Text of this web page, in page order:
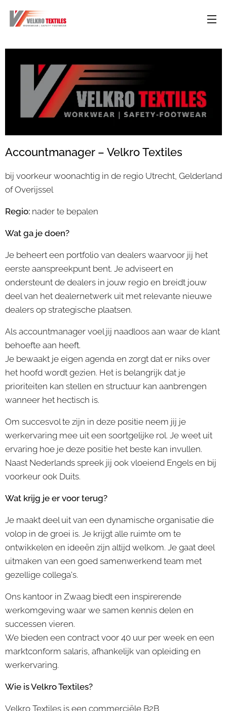
Accountmanager – Velkro Textiles
bij voorkeur woonachtig in de regio Utrecht, Gelderland
of Overijssel
Regio: nader te bepalen
Wat ga je doen?
Je beheert een portfolio van dealers waarvoor jij het
eerste aanspreekpunt bent. Je adviseert en
ondersteunt de dealers in jouw regio en breidt jouw
deel van het dealernetwerk uit met relevante nieuwe
dealers op strategische plaatsen.
Als accountmanager voel jij naadloos aan waar de klant
behoefte aan heeft.
Je bewaakt je eigen agenda en zorgt dat er niks over
het hoofd wordt gezien. Het is belangrijk dat je
prioriteiten kan stellen en structuur kan aanbrengen
wanneer het hectisch is.
Om succesvol te zijn in deze positie neem jij je
werkervaring mee uit een soortgelijke rol. Je weet uit
ervaring hoe je deze positie het beste kan invullen.
Naast Nederlands spreek jij ook vloeiend Engels en bij
voorkeur ook Duits.
Wat krijg je er voor terug?
Je maakt deel uit van een dynamische organisatie die
volop in de groei is. Je krijgt alle ruimte om te
ontwikkelen en ideeën zijn altijd welkom. Je gaat deel
uitmaken van een goed samenwerkend team met
gezellige collega's.
Ons kantoor in Zwaag biedt een inspirerende
werkomgeving waar we samen kennis delen en
successen vieren.
We bieden een contract voor 40 uur per week en een
marktconform salaris, afhankelijk van opleiding en
werkervaring.
Wie is Velkro Textiles?
Velkro Textiles is een commerciële B2B